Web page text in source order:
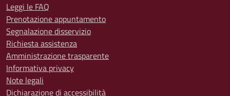
Leggi le FAQ
Prenotazione appuntamento
Segnalazione disservizio
Richiesta assistenza
Amministrazione trasparente
Informativa privacy
Note legali
Dichiarazione di accessibilità